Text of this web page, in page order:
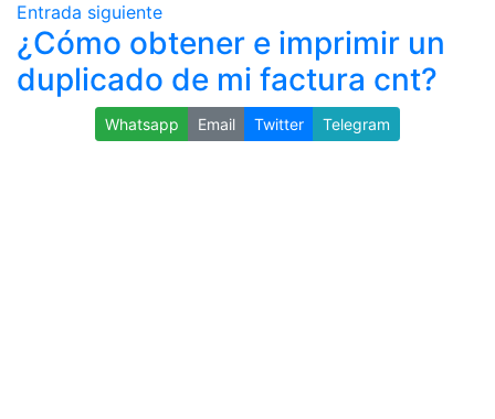
Entrada siguiente
¿Cómo obtener e imprimir un
duplicado de mi factura cnt?
Whatsapp Email Twitter Telegram